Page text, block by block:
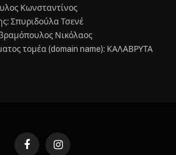
Κωνσταντίνος
Σπυριδούλα Τσενέ
Νικόλαος
τομέα (domain name): ΚΑΛΑΒΡΥΤΑ
FacebookInstagram